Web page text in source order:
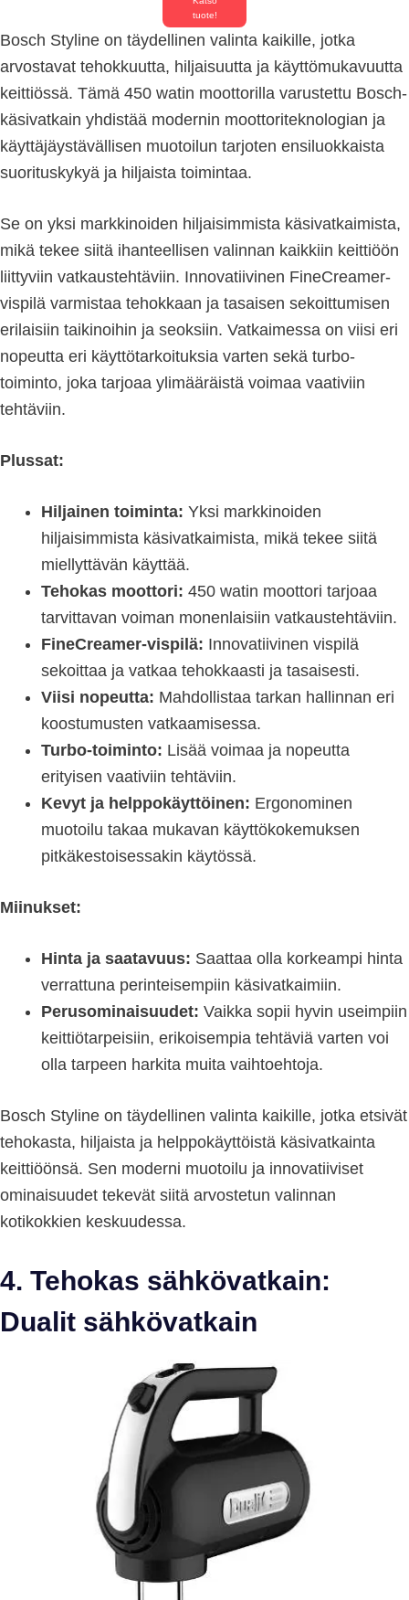
tuote!
Bosch Styline on täydellinen valinta kaikille, jotka
arvostavat tehokkuutta, hiljaisuutta ja käyttömukavuutta
keittiössä. Tämä 450 watin moottorilla varustettu Bosch-
käsivatkain yhdistää modernin moottoriteknologian ja
käyttäjäystävällisen muotoilun tarjoten ensiluokkaista
suorituskykyä ja hiljaista toimintaa.
Se on yksi markkinoiden hiljaisimmista käsivatkaimista,
mikä tekee siitä ihanteellisen valinnan kaikkiin keittiöön
liittyviin vatkaustehtäviin. Innovatiivinen FineCreamer-
vispilä varmistaa tehokkaan ja tasaisen sekoittumisen
erilaisiin taikinoihin ja seoksiin. Vatkaimessa on viisi eri
nopeutta eri käyttötarkoituksia varten sekä turbo-
toiminto, joka tarjoaa ylimääräistä voimaa vaativiin
tehtäviin.
Plussat:
Hiljainen toiminta: Yksi markkinoiden
hiljaisimmista käsivatkaimista, mikä tekee siitä
miellyttävän käyttää.
Tehokas moottori: 450 watin moottori tarjoaa
tarvittavan voiman monenlaisiin vatkaustehtäviin.
FineCreamer-vispilä: Innovatiivinen vispilä
sekoittaa ja vatkaa tehokkaasti ja tasaisesti.
Viisi nopeutta: Mahdollistaa tarkan hallinnan eri
koostumusten vatkaamisessa.
Turbo-toiminto: Lisää voimaa ja nopeutta
erityisen vaativiin tehtäviin.
Kevyt ja helppokäyttöinen: Ergonominen
muotoilu takaa mukavan käyttökokemuksen
pitkäkestoisessakin käytössä.
Miinukset:
Hinta ja saatavuus: Saattaa olla korkeampi hinta
verrattuna perinteisempiin käsivatkaimiin.
Perusominaisuudet: Vaikka sopii hyvin useimpiin
keittiötarpeisiin, erikoisempia tehtäviä varten voi
olla tarpeen harkita muita vaihtoehtoja.
Bosch Styline on täydellinen valinta kaikille, jotka etsivät
tehokasta, hiljaista ja helppokäyttöistä käsivatkainta
keittiöönsä. Sen moderni muotoilu ja innovatiiviset
ominaisuudet tekevät siitä arvostetun valinnan
kotikokkien keskuudessa.
4. Tehokas sähkövatkain:
Dualit sähkövatkain